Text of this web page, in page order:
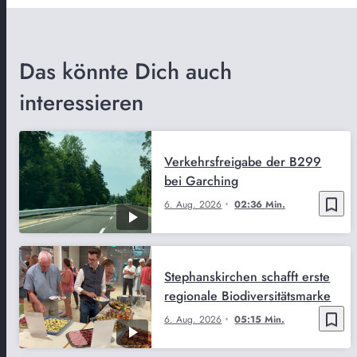
Das könnte Dich auch
interessieren
bookmark_border
6. Aug. 2026 02:36 Min.
Verkehrsfreigabe der B299
bei Garching
bookmark_border
6. Aug. 2026 05:15 Min.
Stephanskirchen schafft erste
regionale Biodiversitätsmarke